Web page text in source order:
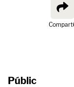
Públic